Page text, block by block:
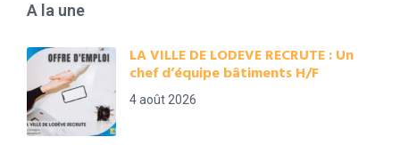
A la une
LA VILLE DE LODEVE RECRUTE : Un
chef d’équipe bâtiments H/F
4 août 2026